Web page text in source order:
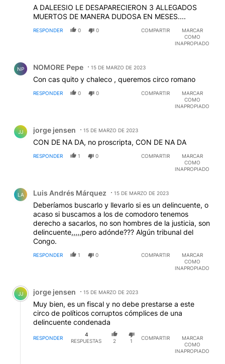
A DALEESIO LE DESAPARECIERON 3 ALLEGADOS
MUERTOS DE MANERA DUDOSA EN MESES....
RESPONDER 0 0 COMPARTIR
MARCAR
COMO
INAPROPIADO
NP NOMORE Pepe 15 DE MARZO DE 2023
Con cas quito y chaleco , queremos circo romano
RESPONDER 0 0 COMPARTIR
MARCAR
COMO
INAPROPIADO
JJ jorge jensen 15 DE MARZO DE 2023
CON DE NA DA, no proscripta, CON DE NA DA
RESPONDER 1 0 COMPARTIR
MARCAR
COMO
INAPROPIADO
LA Luis Andrés Márquez 15 DE MARZO DE 2023
Deberíamos buscarlo y llevarlo si es un delincuente, o
acaso si buscamos a los de comodoro tenemos
derecho a sacarlos, no son hombres de la justicia, son
delincuente,,,,,pero adónde??? Algún tribunal del
Congo.
RESPONDER 1 0 COMPARTIR
MARCAR
COMO
INAPROPIADO
Comentario de jorge jensen.
JJ jorge jensen 15 DE MARZO DE 2023
Muy bien, es un fiscal y no debe prestarse a este
circo de políticos corruptos cómplices de una
delincuente condenada
RESPONDER
4
RESPUESTAS
2 1
COMPARTIR
MARCAR
COMO
INAPROPIADO